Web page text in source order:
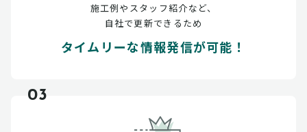
施工例やスタッフ紹介など、
自社で更新できるため
タイムリーな情報発信が可能！
03